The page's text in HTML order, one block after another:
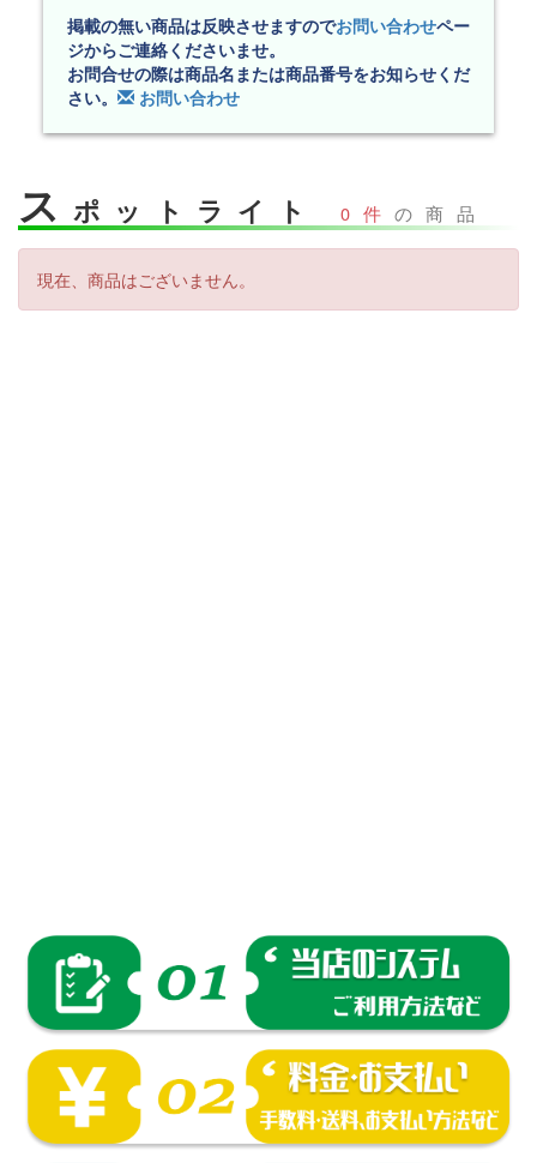
掲載の無い商品は反映させますのでお問い合わせペー
ジからご連絡くださいませ。
お問合せの際は商品名または商品番号をお知らせくだ
さい。
お問い合わせ
スポットライト 0件の商品
現在、商品はございません。